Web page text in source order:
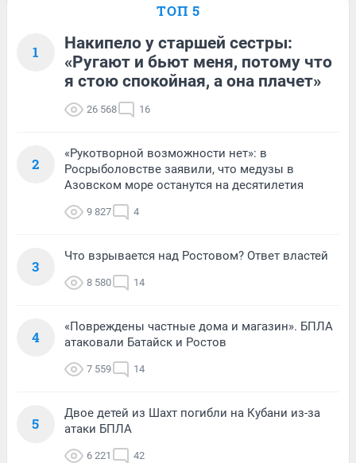
ТОП 5
1
Накипело у старшей сестры:
«Ругают и бьют меня, потому что
я стою спокойная, а она плачет»
26 568 16
2
«Рукотворной возможности нет»: в
Росрыболовстве заявили, что медузы в
Азовском море останутся на десятилетия
9 827 4
3
Что взрывается над Ростовом? Ответ властей
8 580 14
4
«Повреждены частные дома и магазин». БПЛА
атаковали Батайск и Ростов
7 559 14
5
Двое детей из Шахт погибли на Кубани из-за
атаки БПЛА
6 221 42